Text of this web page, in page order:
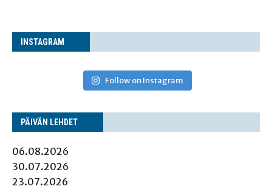
INS­TA­GRAM
Follow on Instagram
PÄI­VÄN LEHDET
06.08.2026
30.07.2026
23.07.2026